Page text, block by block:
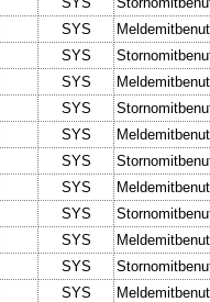
SYS
SYS
SYS
SYS
SYS
SYS
SYS
SYS
SYS
SYS
SYS